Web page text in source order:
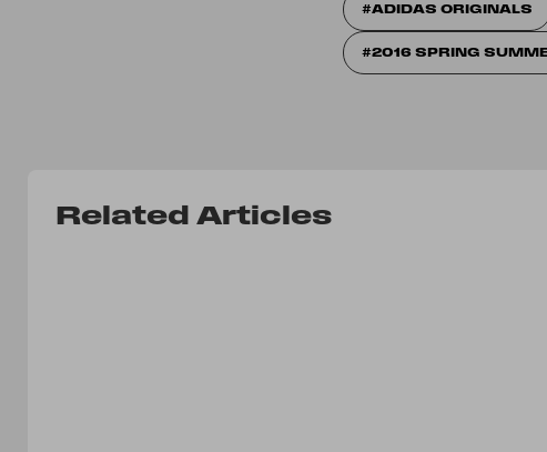
ADIDAS ORIGINALS
2016 SPRING
Related Articles